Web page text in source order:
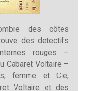
des côtes
des detectifs
rouges –
Cabaret Voltaire –
femme et Cie,
Voltaire et des